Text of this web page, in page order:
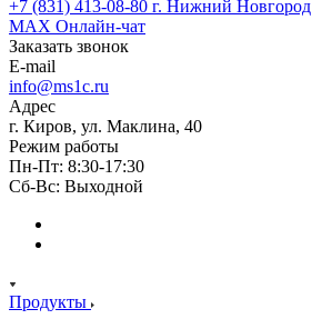
+7 (831) 413-08-80 г. Нижний Новгород
MAX Онлайн-чат
Заказать звонок
E-mail
info@ms1c.ru
Адрес
г. Киров, ул. Маклина, 40
Режим работы
Пн-Пт: 8:30-17:30
Cб-Вс: Выходной
Продукты